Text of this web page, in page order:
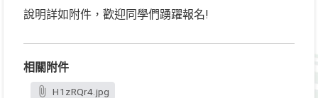
說明詳如附件，歡迎同學們踴躍報名!
相關附件
H1zRQr4.jpg